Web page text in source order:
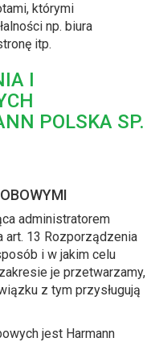
którymi
np. biura
itp.
I
POLSKA SP.
administratorem
art. 13 Rozporządzenia
i w jakim celu
je przetwarzamy,
z tym przysługują
jest Harmann